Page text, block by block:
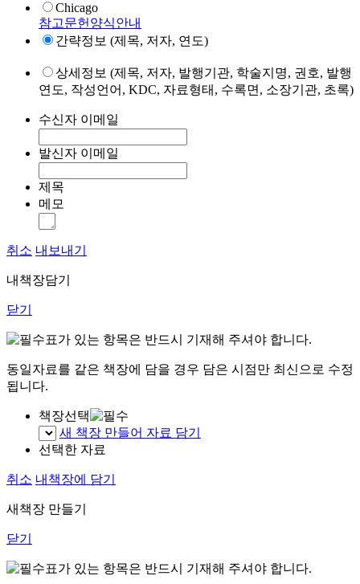
Chicago
참고문헌양식안내
간략정보 (제목, 저자, 연도)
상세정보 (제목, 저자, 발행기관, 학술지명, 권호, 발행
연도, 작성언어, KDC, 자료형태, 수록면, 소장기관, 초록)
수신자 이메일
발신자 이메일
제목
메모
취소 내보내기
내책장담기
닫기
표가 있는 항목은 반드시 기재해 주셔야 합니다.
동일자료를 같은 책장에 담을 경우 담은 시점만 최신으로 수정
됩니다.
책장선택
새 책장 만들어 자료 담기
선택한 자료
취소 내책장에 담기
새책장 만들기
닫기
표가 있는 항목은 반드시 기재해 주셔야 합니다.